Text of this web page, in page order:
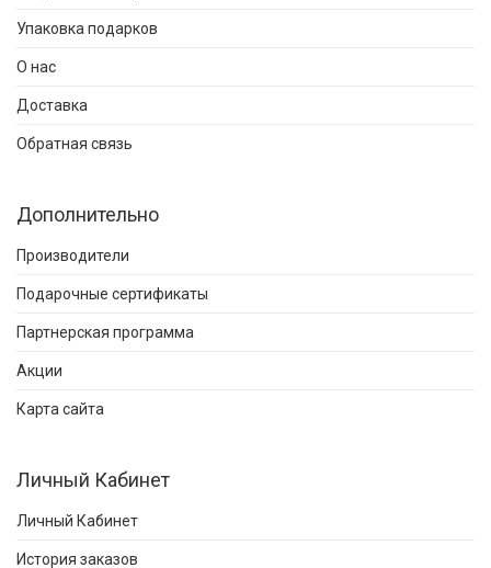
Упаковка подарков
О нас
Доставка
Обратная связь
Дополнительно
Производители
Подарочные сертификаты
Партнерская программа
Акции
Карта сайта
Личный Кабинет
Личный Кабинет
История заказов